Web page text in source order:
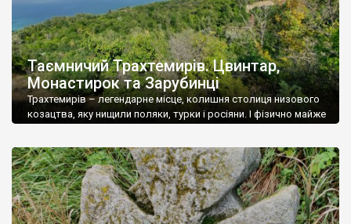
Таємничий Трахтемирів. Цвинтар,
Монастирок та Зарубинці
Трахтемирів – легендарне місце, колишня столиця низового
козацтва, яку нищили поляки, турки і росіяни. І фізично майже
активно відвідується туристами. Дехто приїздить сюди на
півдня-день, щоб посмакувати красу краєвидів, а дехто
кілька днів мандрує із рюкзаками, називаючи Трахтемирів
місцем сили. На Трахтемирів-Бучацькому півострові (саме […]